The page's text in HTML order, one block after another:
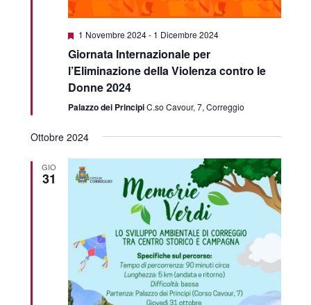
Featured
1 Novembre 2024- 1 Dicembre 2024
Giornata Internazionale per
l’Eliminazione della Violenza contro le
Donne 2024
Palazzo dei PrincipiC.so Cavour, 7, Correggio
Ottobre 2024
GIO
31